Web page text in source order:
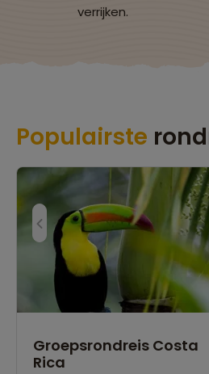
verrijken.
Populairste
Groepsrondreis Costa
Rica